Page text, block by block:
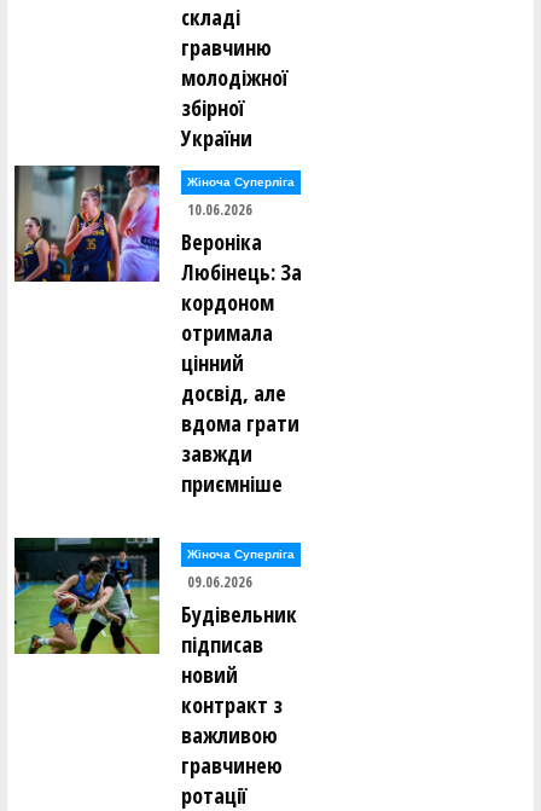
складі
гравчиню
молодіжної
збірної
України
Жіноча Суперліга
10.06.2026
Вероніка
Любінець: За
кордоном
отримала
цінний
досвід, але
вдома грати
завжди
приємніше
Жіноча Суперліга
09.06.2026
Будівельник
підписав
новий
контракт з
важливою
гравчинею
ротації